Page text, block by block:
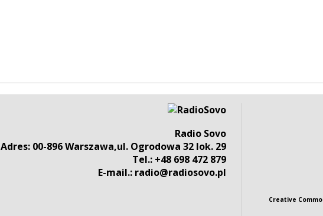
Radio Sovo
Adres: 00-896 Warszawa,ul. Ogrodowa 32 lok. 29
Tel.: +48 698 472 879
E-mail.: radio@radiosovo.pl
Creative